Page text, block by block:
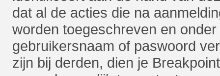
dat al de acties die na
worden toegeschreven en
gebruikersnaam of paswoord
zijn bij derden, dien je Breakpoint